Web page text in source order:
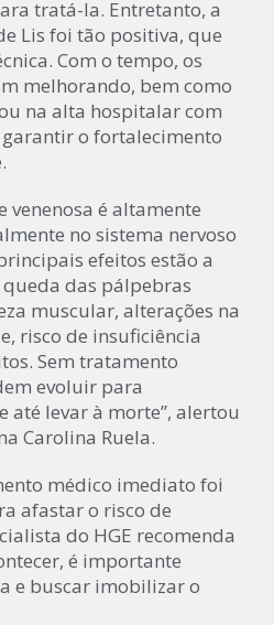
tratá-la. Entretanto, a
Lis foi tão positiva, que
Com o tempo, os
melhorando, bem como
na alta hospitalar com
o fortalecimento
venenosa é altamente
no sistema nervoso
efeitos estão a
das pálpebras
muscular, alterações na
risco de insuficiência
Sem tratamento
evoluir para
até levar à morte”, alertou
Carolina Ruela.
médico imediato foi
afastar o risco de
do HGE recomenda
é importante
e buscar imobilizar o